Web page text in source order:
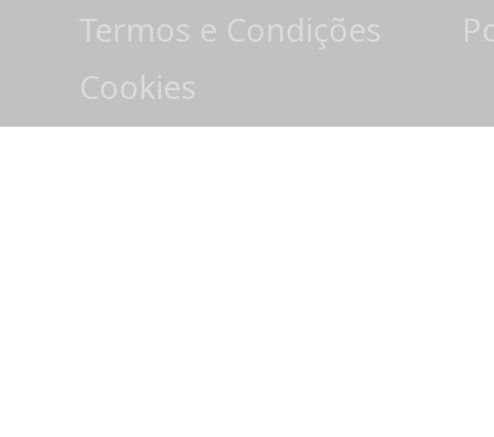
Termos e Condições
Cookies